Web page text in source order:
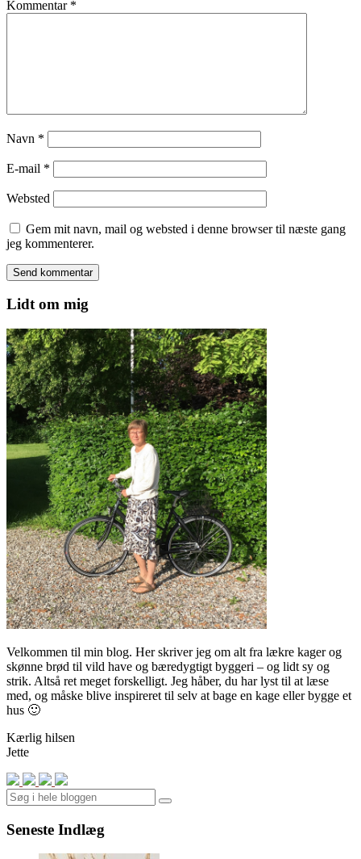
Kommentar *
Navn *
E-mail *
Websted
Gem mit navn, mail og websted i denne browser til næste gang
jeg kommenterer.
Lidt om mig
Velkommen til min blog. Her skriver jeg om alt fra lækre kager og
skønne brød til vild have og bæredygtigt byggeri – og lidt sy og
strik. Altså ret meget forskelligt. Jeg håber, du har lyst til at læse
med, og måske blive inspireret til selv at bage en kage eller bygge et
hus 🙂
Kærlig hilsen
Jette
Search
Seneste Indlæg